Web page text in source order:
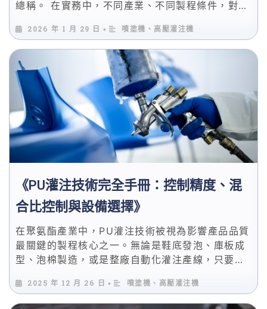
總稱。 在實務中，不同產業、不同製程條件，對
設備類型，往往會導致製程不穩、良率下降，甚至
後續改機成本暴增。 從工程角度來看，聚氨酯設備
的差異核心在於「原料型態、混合方式與反應控制
能力」。 例如單液與雙液系統在反應控制邏輯上完
全不同，噴塗型與灌注型設備在壓力、溫控與混合
頭設計上也存在結構性差異。 這正是為什麼專業設
備評估，必須回到製程本身，而非僅比較型號。 本
文將以「PU …
2026 年 1 月 29 日 • 噴塗機、高壓灌注機
《PU灌注技術完全手冊：控制精度、混
合比控制與設備選擇》
在聚氨酯產業中，PU灌注技術被視為影響產品品質
最關鍵的製程核心之一。無論是鞋底發泡、庫板成
型、泡棉製造，或是整廠自動化灌注產線，只要灌
差，最終都將直接反映在產品一致性與良率上。 本
篇將以PU發泡機與聚氨酯灌注設備為核心，系統性
2025 年 12 月 26 日 • 噴塗機、高壓灌注機